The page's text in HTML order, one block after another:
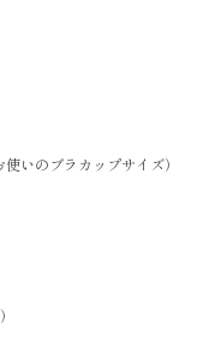
いのブラカップサイズ）